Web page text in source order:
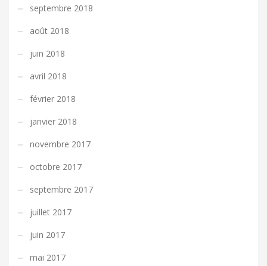
septembre 2018
août 2018
juin 2018
avril 2018
février 2018
janvier 2018
novembre 2017
octobre 2017
septembre 2017
juillet 2017
juin 2017
mai 2017